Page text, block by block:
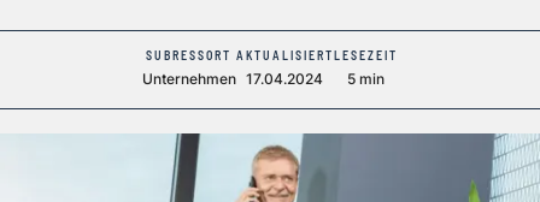
SUBRESSORT
Unternehmen
AKTUALISIERT
17.04.2024
LESEZEIT
5 min